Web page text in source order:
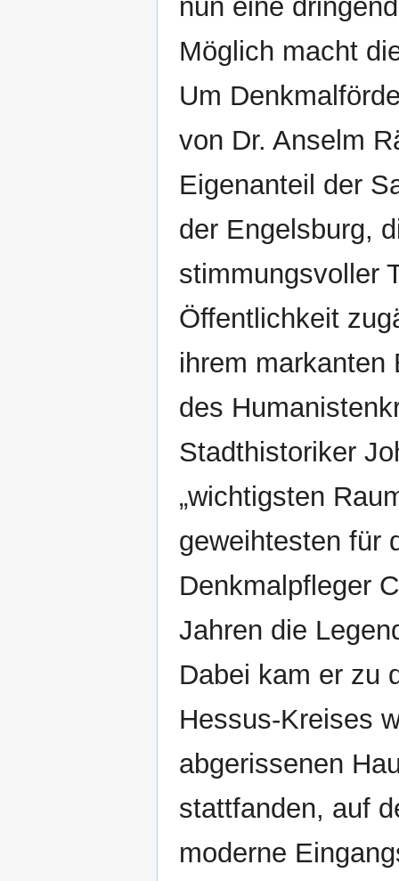
nun eine
Möglich macht
Um
von Dr. Anselm
Eigenanteil der
der Engelsburg,
stimmungsvoller
Öffentlichkeit
ihrem markanten
des
Stadthistoriker
„wichtigsten
geweihtesten für
Denkmalpfleger
Jahren die
Dabei kam er zu
Hessus-Kreises
abgerissenen
stattfanden, auf
moderne